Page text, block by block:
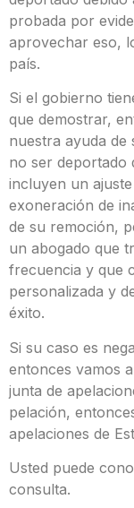
probada por
aprovechar eso,
país.
Si el gobierno
que demostrar,
nuestra ayuda de
no ser deportado
incluyen un
exoneración de
de su remoción,
un abogado que
frecuencia y que
personalizada y
éxito.
Si su caso es
entonces vamos
junta de
pelación,
apelaciones de
Usted puede
consulta.